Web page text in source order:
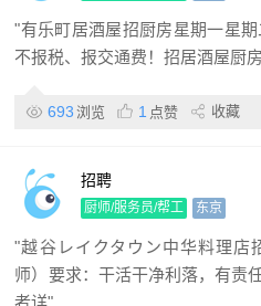
通费！
"有乐町居酒屋招厨房星期一星
不报税、报交通费！招居酒屋厨
693 浏览 1 点赞 收藏
招聘
厨师/服务员/帮工 东京
"越谷レイクタウン中华料理店
师）要求：干活干净利落，有责
者详"